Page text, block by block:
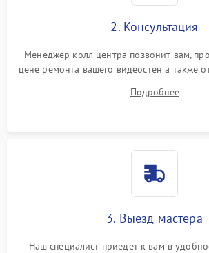
2. Консультация
Менеджер колл центра позвонит вам,
цене ремонта вашего видеостен а также
Подробнее
3. Выезд мастера
Наш специалист приедет к вам в